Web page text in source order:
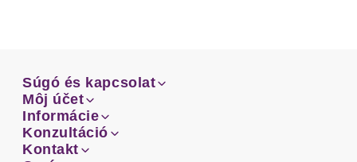
Súgó és kapcsolat
Email
Facebook
Súgó és kapcsolat
Email
Môj účet
Prehľad objednávok
Môj účet
Prehľad objednávok
Informácie
Doprava
Informácie
Konzultáció
Sprievodca-veľkosťami
Konzultáció
Kontakt